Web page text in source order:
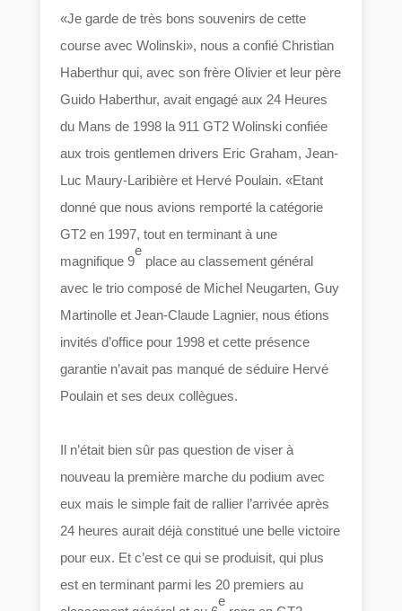
«Je garde de très bons souvenirs de cette
course avec Wolinski», nous a confié Christian
Haberthur qui, avec son frère Olivier et leur père
Guido Haberthur, avait engagé aux 24 Heures
du Mans de 1998 la 911 GT2 Wolinski confiée
aux trois gentlemen drivers Eric Graham, Jean-
Luc Maury-Laribière et Hervé Poulain. «Etant
donné que nous avions remporté la catégorie
GT2 en 1997, tout en terminant à une
magnifique 9
e
place au classement général
avec le trio composé de Michel Neugarten, Guy
Martinolle et Jean-Claude Lagnier, nous étions
invités d’office pour 1998 et cette présence
garantie n’avait pas manqué de séduire Hervé
Poulain et ses deux collègues.
Il n’était bien sûr pas question de viser à
nouveau la première marche du podium avec
eux mais le simple fait de rallier l’arrivée après
24 heures aurait déjà constitué une belle victoire
pour eux. Et c’est ce qui se produisit, qui plus
est en terminant parmi les 20 premiers au
e